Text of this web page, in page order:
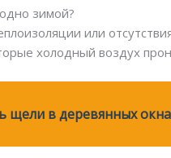
зимой?
или
холодный воздух
щели в деревянных